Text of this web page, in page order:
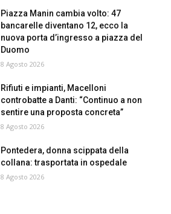
Piazza Manin cambia volto: 47
bancarelle diventano 12, ecco la
nuova porta d’ingresso a piazza del
Duomo
8 Agosto 2026
Rifiuti e impianti, Macelloni
controbatte a Danti: “Continuo a non
sentire una proposta concreta”
8 Agosto 2026
Pontedera, donna scippata della
collana: trasportata in ospedale
8 Agosto 2026